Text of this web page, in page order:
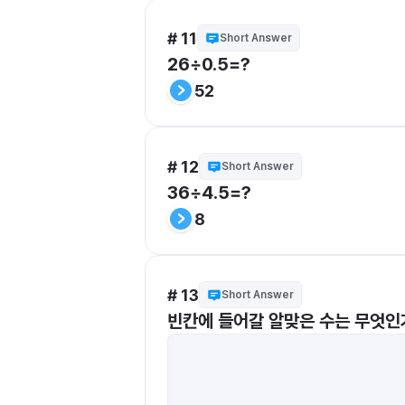
# 11 Short Answer
26÷0.5=?
52
# 12 Short Answer
36÷4.5=?
8
# 13 Short Answer
빈칸에 들어갈 알맞은 수는 무엇